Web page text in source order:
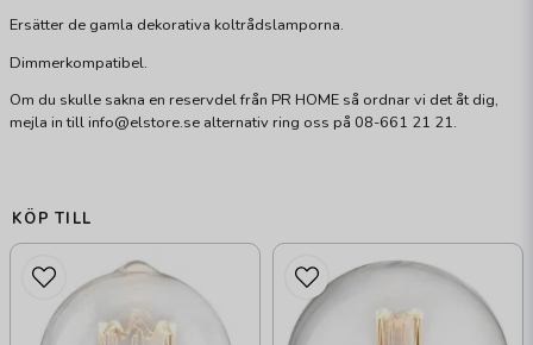
Ersätter de gamla dekorativa koltrådslamporna.
Dimmerkompatibel.
Om du skulle sakna en reservdel från PR HOME så ordnar vi det åt dig,
mejla in till info@elstore.se alternativ ring oss på 08-661 21 21.
KÖP TILL